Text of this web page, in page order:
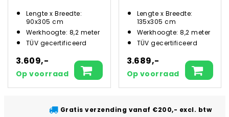
Lengte x Breedte:
90x305 cm
Werkhoogte: 8,2 meter
TÜV gecertificeerd
3.609,-
Op voorraad
Lengte x Breedte:
135x305 cm
Werkhoogte: 8,2 meter
TÜV gecertificeerd
3.689,-
Op voorraad
Gratis verzending vanaf €200,- excl. btw